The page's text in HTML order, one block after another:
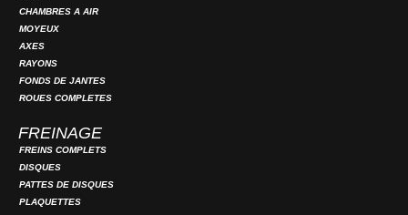
CHAMBRES A AIR
MOYEUX
AXES
RAYONS
FONDS DE JANTES
ROUES COMPLETES
FREINAGE
FREINS COMPLETS
DISQUES
PATTES DE DISQUES
PLAQUETTES